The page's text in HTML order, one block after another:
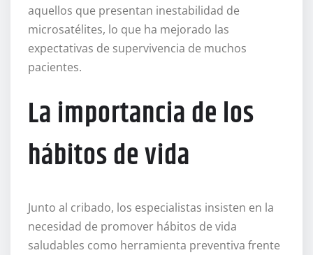
aquellos que presentan inestabilidad de
microsatélites, lo que ha mejorado las
expectativas de supervivencia de muchos
pacientes.
La importancia de los
hábitos de vida
Junto al cribado, los especialistas insisten en la
necesidad de promover hábitos de vida
saludables como herramienta preventiva frente